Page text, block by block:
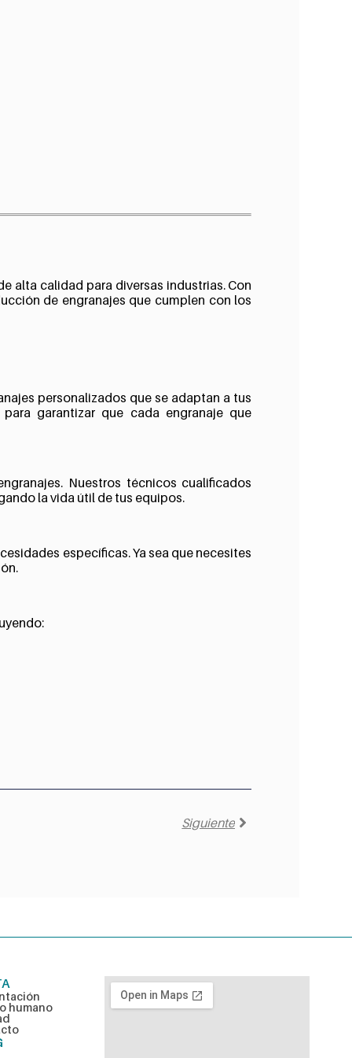
alta calidad para diversas industrias. Con
de engranajes que cumplen con los
personalizados que se adaptan a tus
garantizar que cada engranaje que
Nuestros técnicos cualificados
la vida útil de tus equipos.
específicas. Ya sea que necesites
Siguiente
humano